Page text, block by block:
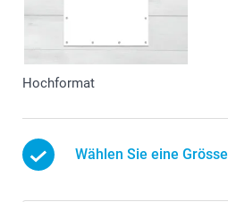
Hochformat
Wählen Sie eine Grösse